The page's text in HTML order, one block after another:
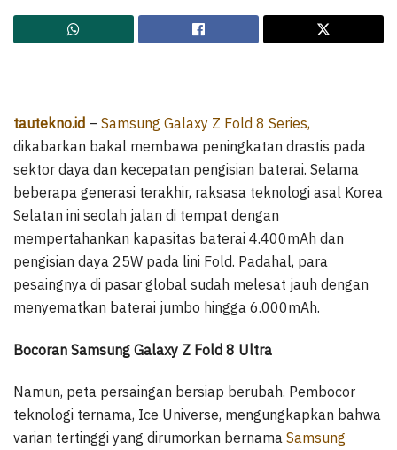
tautekno.id – Samsung Galaxy Z Fold 8 Series,
dikabarkan bakal membawa peningkatan drastis pada
sektor daya dan kecepatan pengisian baterai. Selama
beberapa generasi terakhir, raksasa teknologi asal Korea
Selatan ini seolah jalan di tempat dengan
mempertahankan kapasitas baterai 4.400mAh dan
pengisian daya 25W pada lini Fold. Padahal, para
pesaingnya di pasar global sudah melesat jauh dengan
menyematkan baterai jumbo hingga 6.000mAh.
Bocoran Samsung Galaxy Z Fold 8 Ultra
Namun, peta persaingan bersiap berubah. Pembocor
teknologi ternama, Ice Universe, mengungkapkan bahwa
varian tertinggi yang dirumorkan bernama Samsung